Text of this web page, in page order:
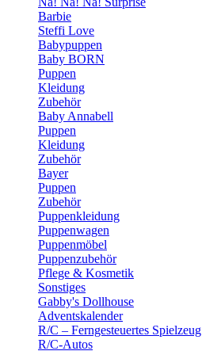
Barbie
Steffi Love
Babypuppen
Baby BORN
Puppen
Kleidung
Zubehör
Baby Annabell
Puppen
Kleidung
Zubehör
Bayer
Puppen
Zubehör
Puppenkleidung
Puppenwagen
Puppenmöbel
Puppenzubehör
Pflege & Kosmetik
Sonstiges
Gabby's Dollhouse
Adventskalender
R/C – Ferngesteuertes Spielzeug
R/C-Autos